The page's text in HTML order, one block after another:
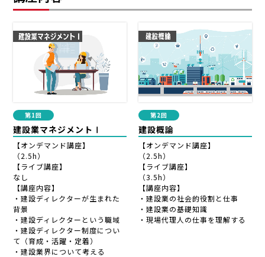
第1回
建設業マネジメントⅠ
【オンデマンド講座】
（2.5h）
【ライブ講座】
なし
【講座内容】
・建設ディレクターが生まれた
背景
・建設ディレクターという職域
・建設ディレクター制度につい
て（育成・活躍・定着）
・建設業界について考える
第2回
建設概論
【オンデマンド講座】
（2.5h）
【ライブ講座】
（3.5h）
【講座内容】
・建設業の社会的役割と仕事
・建設業の基礎知識
・現場代理人の仕事を理解する